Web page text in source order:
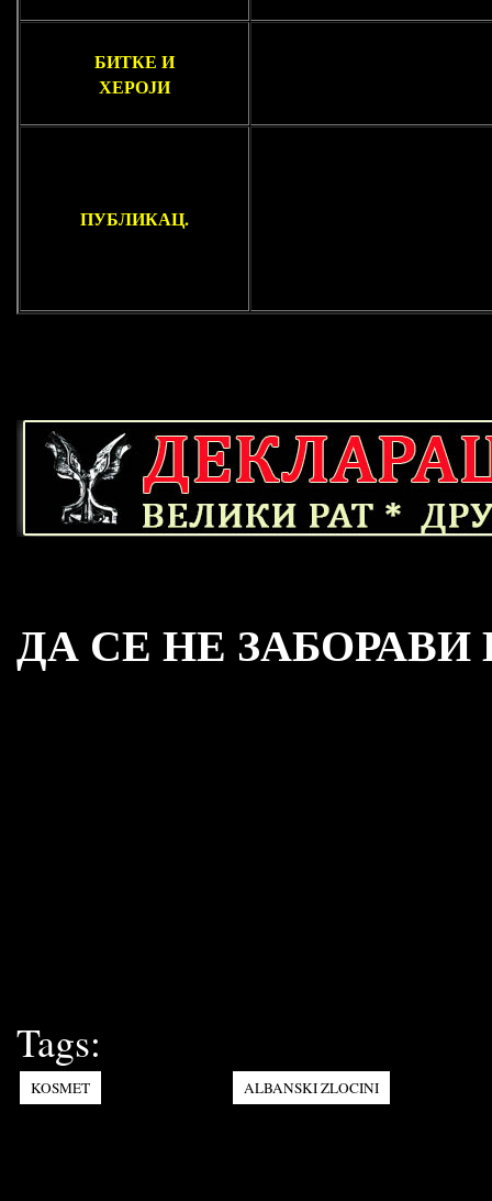
БИТКЕ И
ХЕРОЈИ
ПУБЛИКАЦ.
ДА СЕ НЕ
Tags:
KOSMET ALBANSKI ZLOCINI